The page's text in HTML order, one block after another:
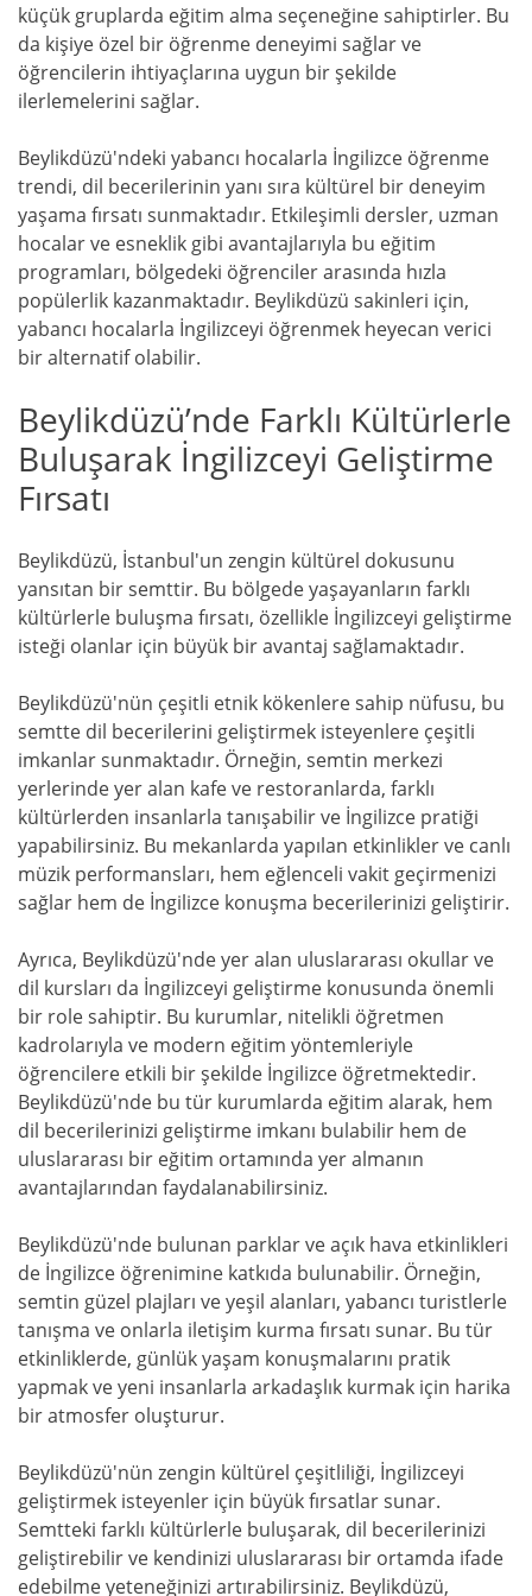
küçük gruplarda eğitim alma seçeneğine sahiptirler. Bu
da kişiye özel bir öğrenme deneyimi sağlar ve
öğrencilerin ihtiyaçlarına uygun bir şekilde
ilerlemelerini sağlar.
Beylikdüzü'ndeki yabancı hocalarla İngilizce öğrenme
trendi, dil becerilerinin yanı sıra kültürel bir deneyim
yaşama fırsatı sunmaktadır. Etkileşimli dersler, uzman
hocalar ve esneklik gibi avantajlarıyla bu eğitim
programları, bölgedeki öğrenciler arasında hızla
popülerlik kazanmaktadır. Beylikdüzü sakinleri için,
yabancı hocalarla İngilizceyi öğrenmek heyecan verici
bir alternatif olabilir.
Beylikdüzü’nde Farklı Kültürlerle
Buluşarak İngilizceyi Geliştirme
Fırsatı
Beylikdüzü, İstanbul'un zengin kültürel dokusunu
yansıtan bir semttir. Bu bölgede yaşayanların farklı
kültürlerle buluşma fırsatı, özellikle İngilizceyi geliştirme
isteği olanlar için büyük bir avantaj sağlamaktadır.
Beylikdüzü'nün çeşitli etnik kökenlere sahip nüfusu, bu
semtte dil becerilerini geliştirmek isteyenlere çeşitli
imkanlar sunmaktadır. Örneğin, semtin merkezi
yerlerinde yer alan kafe ve restoranlarda, farklı
kültürlerden insanlarla tanışabilir ve İngilizce pratiği
yapabilirsiniz. Bu mekanlarda yapılan etkinlikler ve canlı
müzik performansları, hem eğlenceli vakit geçirmenizi
sağlar hem de İngilizce konuşma becerilerinizi geliştirir.
Ayrıca, Beylikdüzü'nde yer alan uluslararası okullar ve
dil kursları da İngilizceyi geliştirme konusunda önemli
bir role sahiptir. Bu kurumlar, nitelikli öğretmen
kadrolarıyla ve modern eğitim yöntemleriyle
öğrencilere etkili bir şekilde İngilizce öğretmektedir.
Beylikdüzü'nde bu tür kurumlarda eğitim alarak, hem
dil becerilerinizi geliştirme imkanı bulabilir hem de
uluslararası bir eğitim ortamında yer almanın
avantajlarından faydalanabilirsiniz.
Beylikdüzü'nde bulunan parklar ve açık hava etkinlikleri
de İngilizce öğrenimine katkıda bulunabilir. Örneğin,
semtin güzel plajları ve yeşil alanları, yabancı turistlerle
tanışma ve onlarla iletişim kurma fırsatı sunar. Bu tür
etkinliklerde, günlük yaşam konuşmalarını pratik
yapmak ve yeni insanlarla arkadaşlık kurmak için harika
bir atmosfer oluşturur.
Beylikdüzü'nün zengin kültürel çeşitliliği, İngilizceyi
geliştirmek isteyenler için büyük fırsatlar sunar.
Semtteki farklı kültürlerle buluşarak, dil becerilerinizi
geliştirebilir ve kendinizi uluslararası bir ortamda ifade
edebilme yeteneğinizi artırabilirsiniz. Beylikdüzü,